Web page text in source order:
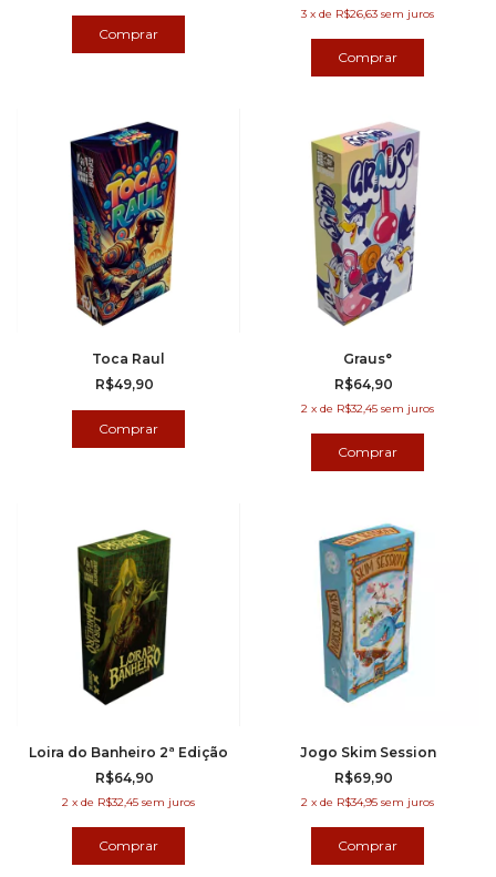
3 xde R$26,63 sem juros
Toca Raul
R$49,90
Graus°
R$64,90
2 xde R$32,45 sem juros
Loira do Banheiro 2ª Edição
R$64,90
2 x de R$32,45 sem juros
Jogo Skim Session
R$69,90
2 xde R$34,95 sem juros